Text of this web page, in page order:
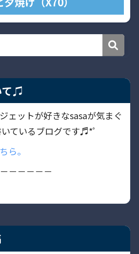
て♫
ェットが好きなsasaが気まぐ
ているブログです♬*ﾟ
ら。
－－－－－